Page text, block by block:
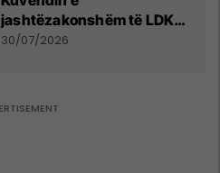
jashtëzakonshëm të LDK-
së
30/07/2026